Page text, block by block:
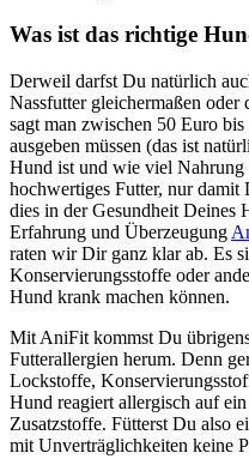
Was ist das richtige
Derweil darfst Du natürlich
Nassfutter gleichermaßen
sagt man zwischen 50 Euro
ausgeben müssen (das ist
Hund ist und wie viel
hochwertiges Futter, nur damit
dies in der Gesundheit Deines
Erfahrung und Überzeugung
raten wir Dir ganz klar ab. Es
Konservierungsstoffe oder
Hund krank machen können.
Mit AniFit kommst Du
Futterallergien herum. Denn
Lockstoffe,
Hund reagiert allergisch auf
Zusatzstoffe. Fütterst Du also
mit Unverträglichkeiten keine